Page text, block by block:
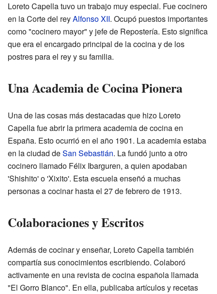
Loreto Capella tuvo un trabajo muy especial. Fue cocinero
en la Corte del reyAlfonso XII. Ocupó puestos importantes
como "cocinero mayor" y jefe de Repostería. Esto significa
que era el encargado principal de la cocina y de los
postres para el rey y su familia.
Una Academia de Cocina Pionera
Una de las cosas más destacadas que hizo Loreto
Capella fue abrir la primera academia de cocina en
España. Esto ocurrió en el año 1901. La academia estaba
en la ciudad deSan Sebastián. La fundó junto a otro
cocinero llamado Félix Ibarguren, a quien apodaban
'Shishito' o 'Xixito'. Esta escuela enseñó a muchas
personas a cocinar hasta el 27 de febrero de 1913.
Colaboraciones y Escritos
Además de cocinar y enseñar, Loreto Capella también
compartía sus conocimientos escribiendo. Colaboró
activamente en una revista de cocina española llamada
"El Gorro Blanco". En ella, publicaba artículos y recetas